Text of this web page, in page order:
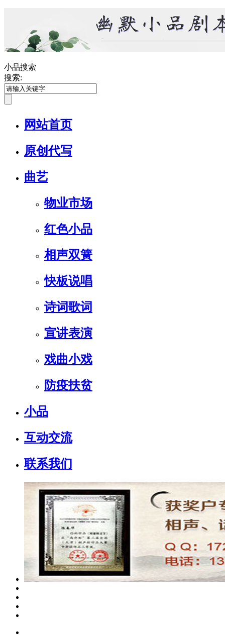
小品搜索
搜索:
网站首页
原创代写
曲艺
物业市场
红色小品
相声双簧
快板说唱
诗词歌词
宣讲表演
戏曲小戏
防疫扶贫
小品
互动交流
联系我们